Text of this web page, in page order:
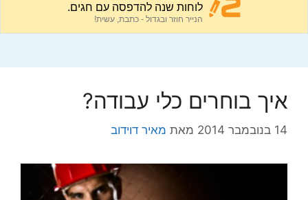
איך בוחרים כלי עבודה?
14 בנובמבר 2014 מאת מאיר דוידוב